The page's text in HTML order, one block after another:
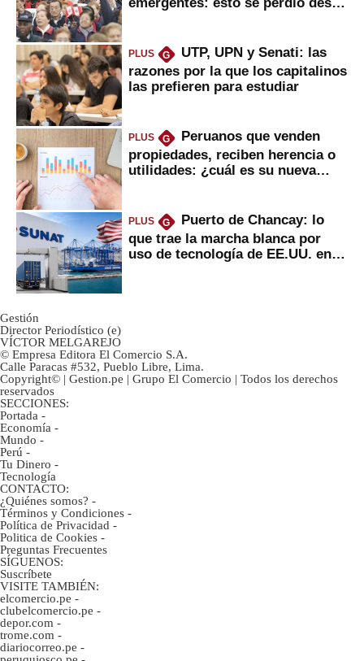
PLUS G
UTP, UPN y Senati: las
razones por la que los capitalinos
las prefieren para estudiar
PLUS G
Peruanos que venden
propiedades, reciben herencia o
utilidades: ¿cuál es su nueva
PLUS G
Puerto de Chancay: lo
que trae la marcha blanca por
uso de tecnología de EE.UU. en
Gestión
Director Periodístico (e)
VÍCTOR MELGAREJO
© Empresa Editora El Comercio S.A.
Calle Paracas #532, Pueblo Libre, Lima.
Copyright© | Gestion.pe | Grupo El Comercio | Todos los derechos
reservados
SECCIONES:
Portada -
Economía -
Mundo -
Perú -
Tu Dinero -
Tecnología
CONTACTO:
¿Quiénes somos? -
Términos y Condiciones -
Política de Privacidad -
Politica de Cookies -
Preguntas Frecuentes
SÍGUENOS:
Suscríbete
VISITE TAMBIÉN:
elcomercio.pe -
clubelcomercio.pe -
depor.com -
trome.com -
diariocorreo.pe -